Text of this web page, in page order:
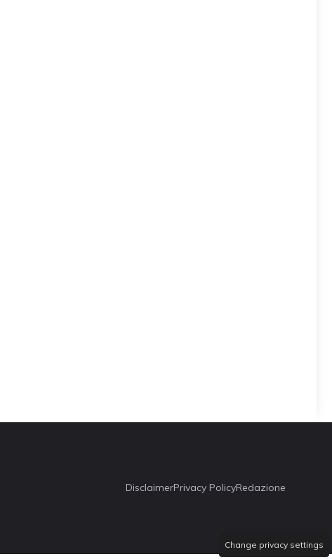
DisclaimerPrivacy PolicyRedazione
Change privacy settings